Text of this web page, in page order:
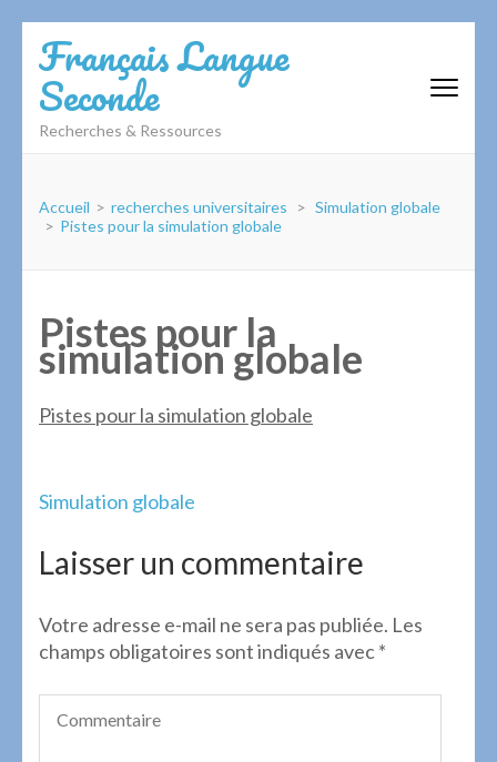
au
contenu
(Pressez
Entrée)
Français Langue
Seconde
Recherches & Ressources
Accueil > recherches universitaires > Simulation globale
> Pistes pour la simulation globale
Pistes pour la
simulation globale
Pistes pour la simulation globale
Navigation
l’article
Simulation globale
Laisser un commentaire
Votre adresse e-mail ne sera pas publiée. Les
champs obligatoires sont indiqués avec*